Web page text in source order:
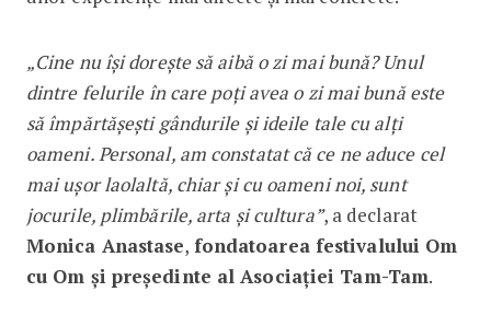
„Cine nu își dorește să aibă o zi mai bună? Unul
dintre felurile în care poți avea o zi mai bună este
să împărtășești gândurile și ideile tale cu alți
oameni. Personal, am constatat că ce ne aduce cel
mai ușor laolaltă, chiar și cu oameni noi, sunt
jocurile, plimbările, arta și cultura”, a declarat
Monica Anastase, fondatoarea festivalului Om
cu Om și președinte al Asociației Tam-Tam.